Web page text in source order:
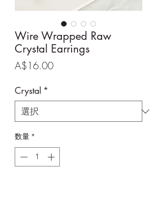
Wire Wrapped Raw
Crystal Earrings
A$16.00価
Crystal *
数量 *